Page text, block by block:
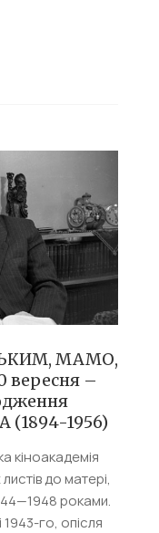
МАМО,
–
1956)
кіноакадемія
до матері,
роками.
го, опісля